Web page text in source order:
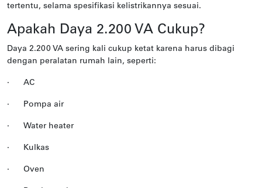
tertentu, selama spesifikasi kelistrikannya sesuai.
Apakah Daya 2.200 VA Cukup?
Daya 2.200 VA sering kali cukup ketat karena harus dibagi
dengan peralatan rumah lain, seperti:
· AC
· Pompa air
· Water heater
· Kulkas
· Oven